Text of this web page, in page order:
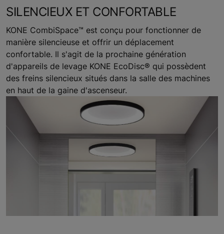
SILENCIEUX ET CONFORTABLE
KONE CombiSpace™ est conçu pour fonctionner de
manière silencieuse et offrir un déplacement
confortable. Il s'agit de la prochaine génération
d'appareils de levage KONE EcoDisc® qui possèdent
des freins silencieux situés dans la salle des machines
en haut de la gaine d'ascenseur.